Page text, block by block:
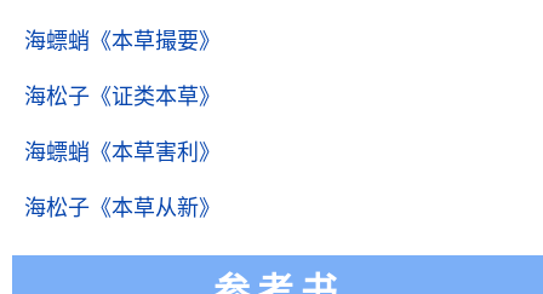
海螵蛸 《本草撮要》
海松子 《证类本草》
海螵蛸 《本草害利》
海松子 《本草从新》